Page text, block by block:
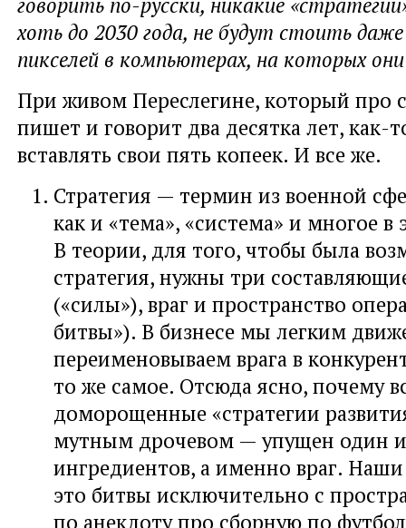
хоть до 2030 года, не будут стоить
пикселей в компьютерах, на которых
При живом Переслегине, который про
пишет и говорит два десятка лет, как-
вставлять свои пять копеек. И все же.
Стратегия — термин из военной
как и «тема», «система» и многое в
В теории, для того, чтобы была
стратегия, нужны три
(«силы»), враг и пространство
битвы»). В бизнесе мы легким
переименовываем врага в
то же самое. Отсюда ясно, почему
доморощенные «стратегии
мутным дрочевом — упущен один
ингредиентов, а именно враг.
это битвы исключительно с
по анекдоту про сборную по